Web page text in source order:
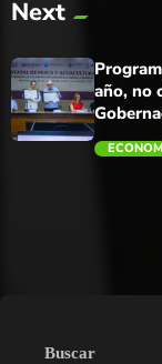
Next
año, no
Buscar